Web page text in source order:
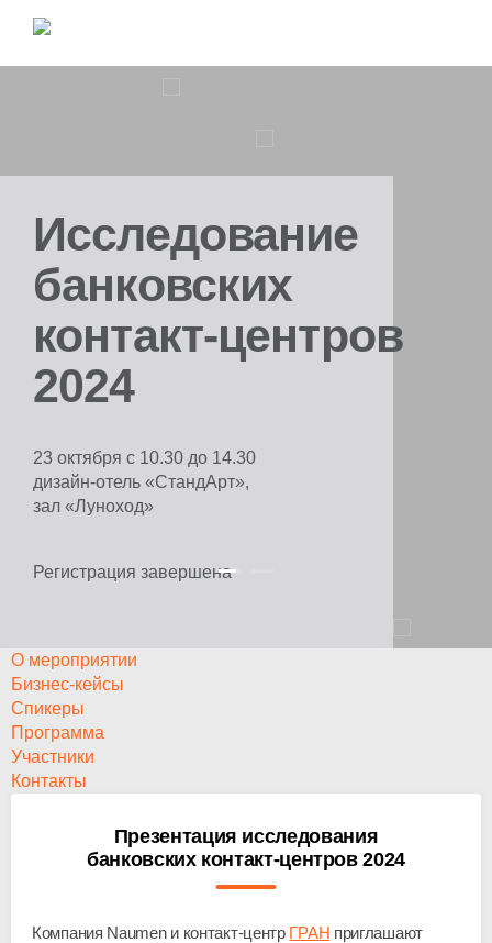
Исследование
банковских
контакт-центров
2024
23 октября с 10.30 до 14.30
дизайн-отель «СтандАрт»,
зал «Луноход»
Регистрация завершена
О мероприятии
Бизнес-кейсы
Спикеры
Программа
Участники
Контакты
Презентация исследования
банковских контакт-центров 2024
Компания Naumen и контакт-центр ГРАН приглашают